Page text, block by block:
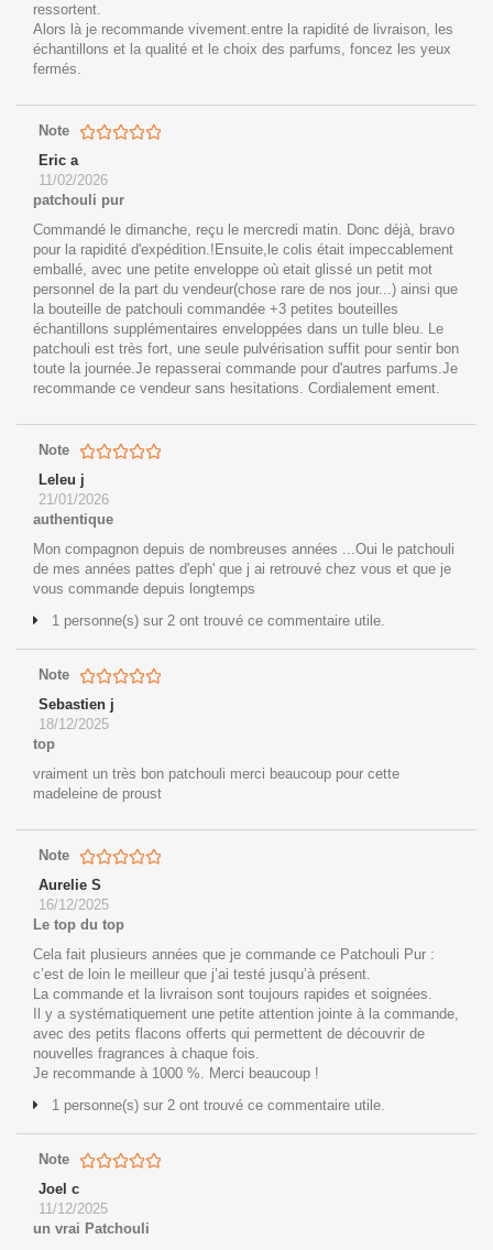
ressortent.
Alors là je recommande vivement.entre la rapidité de livraison, les
échantillons et la qualité et le choix des parfums, foncez les yeux
fermés.
Note
Eric a
11/02/2026
patchouli pur
Commandé le dimanche, reçu le mercredi matin. Donc déjà, bravo
pour la rapidité d'expédition.!Ensuite,le colis était impeccablement
emballé, avec une petite enveloppe où etait glissé un petit mot
personnel de la part du vendeur(chose rare de nos jour...) ainsi que
la bouteille de patchouli commandée +3 petites bouteilles
échantillons supplémentaires enveloppées dans un tulle bleu. Le
patchouli est très fort, une seule pulvérisation suffit pour sentir bon
toute la journée.Je repasserai commande pour d'autres parfums.Je
recommande ce vendeur sans hesitations. Cordialement ement.
Note
Leleu j
21/01/2026
authentique
Mon compagnon depuis de nombreuses années ...Oui le patchouli
de mes années pattes d'eph' que j ai retrouvé chez vous et que je
vous commande depuis longtemps
1 personne(s) sur 2 ont trouvé ce commentaire utile.
Note
Sebastien j
18/12/2025
top
vraiment un très bon patchouli merci beaucoup pour cette
madeleine de proust
Note
Aurelie S
16/12/2025
Le top du top
Cela fait plusieurs années que je commande ce Patchouli Pur :
c’est de loin le meilleur que j’ai testé jusqu’à présent.
La commande et la livraison sont toujours rapides et soignées.
Il y a systématiquement une petite attention jointe à la commande,
avec des petits flacons offerts qui permettent de découvrir de
nouvelles fragrances à chaque fois.
Je recommande à 1000 %. Merci beaucoup !
1 personne(s) sur 2 ont trouvé ce commentaire utile.
Note
Joel c
11/12/2025
un vrai Patchouli